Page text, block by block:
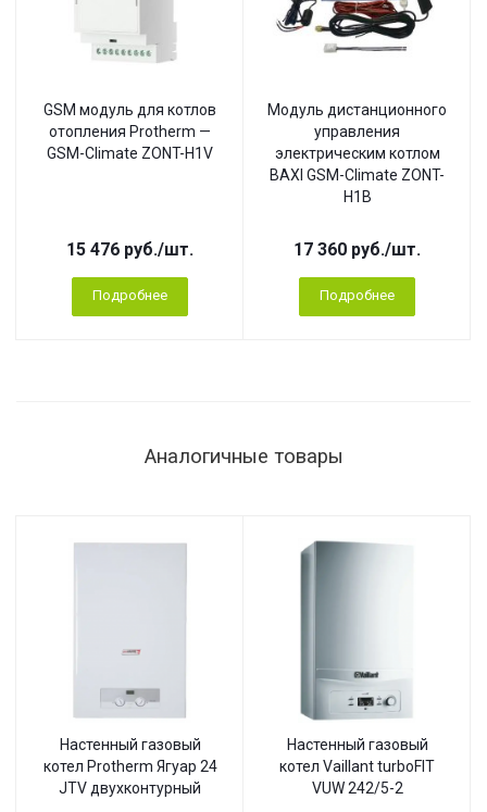
GSM модуль для котлов
отопления Protherm —
GSM-Climate ZONT-H1V
15 476 руб./шт.
Подробнее
Модуль дистанционного
управления
электрическим котлом
BAXI GSM-Climate ZONT-
H1B
17 360 руб./шт.
Подробнее
Аналогичные товары
Настенный газовый
котел Protherm Ягуар 24
JTV двухконтурный
Настенный газовый
котел Vaillant turboFIT
VUW 242/5-2